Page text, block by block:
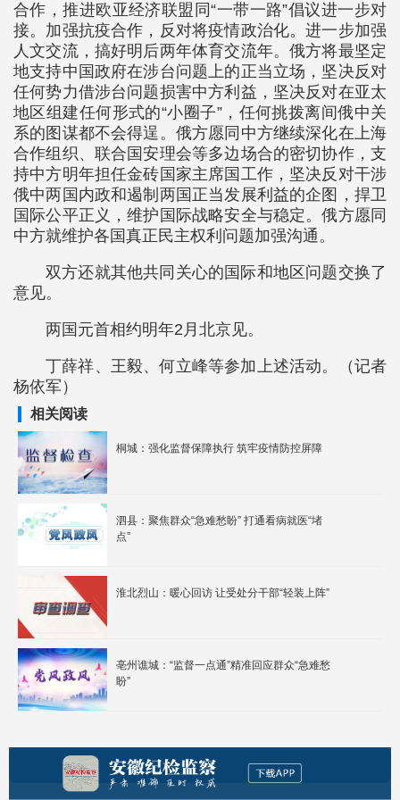
合作，推进欧亚经济联盟同“一带一路”倡议进一步对
接。加强抗疫合作，反对将疫情政治化。进一步加强
人文交流，搞好明后两年体育交流年。俄方将最坚定
地支持中国政府在涉台问题上的正当立场，坚决反对
任何势力借涉台问题损害中方利益，坚决反对在亚太
地区组建任何形式的“小圈子”，任何挑拨离间俄中关
系的图谋都不会得逞。俄方愿同中方继续深化在上海
合作组织、联合国安理会等多边场合的密切协作，支
持中方明年担任金砖国家主席国工作，坚决反对干涉
俄中两国内政和遏制两国正当发展利益的企图，捍卫
国际公平正义，维护国际战略安全与稳定。俄方愿同
中方就维护各国真正民主权利问题加强沟通。
双方还就其他共同关心的国际和地区问题交换了
意见。
两国元首相约明年2月北京见。
丁薛祥、王毅、何立峰等参加上述活动。（记者
杨依军）
相关阅读
桐城：强化监督保障执行 筑牢疫情防控屏障
泗县：聚焦群众“急难愁盼” 打通看病就医“堵
点”
淮北烈山：暖心回访 让受处分干部“轻装上阵”
亳州谯城：“监督一点通”精准回应群众“急难愁
盼”